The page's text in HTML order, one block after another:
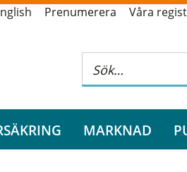
Prenumerera Våra
MARKNAD